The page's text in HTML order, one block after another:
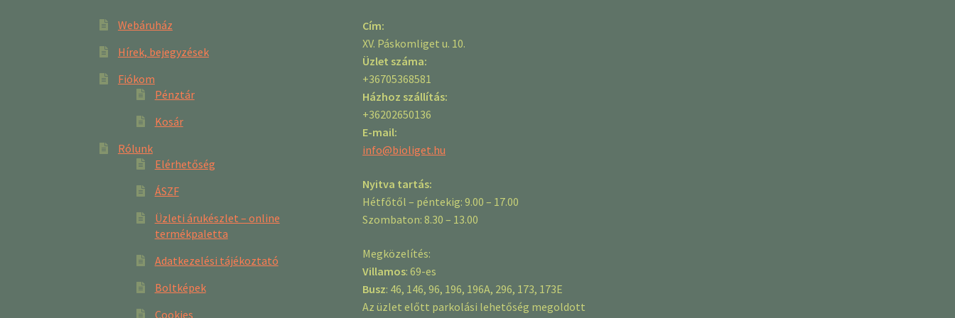
Webáruház
Hírek, bejegyzések
Fiókom
Pénztár
Kosár
Rólunk
Elérhetőség
ÁSZF
Üzleti árukészlet – online
termékpaletta
Adatkezelési tájékoztató
Boltképek
Cookies
Cím:
XV. Páskomliget u. 10.
Üzlet száma:
+36705368581
Házhoz szállítás:
+36202650136
E-mail:
info@bioliget.hu
Nyitva tartás:
Hétfőtől – péntekig: 9.00 – 17.00
Szombaton: 8.30 – 13.00
Megközelítés:
Villamos: 69-es
Busz: 46, 146, 96, 196, 196A, 296, 173, 173E
Az üzlet előtt parkolási lehetőség megoldott